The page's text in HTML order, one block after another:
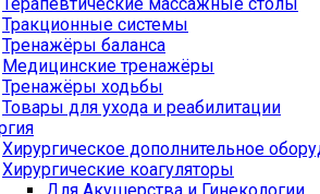
Тракционные системы
Тренажёры баланса
Медицинские тренажёры
Тренажёры ходьбы
Товары для ухода и реабилитации
Хирургическое дополнительное
Хирургические коагуляторы